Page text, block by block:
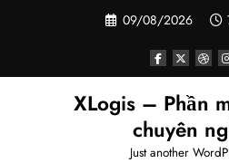
09/08/2026
XLogis – Phần
chuyên
Just another